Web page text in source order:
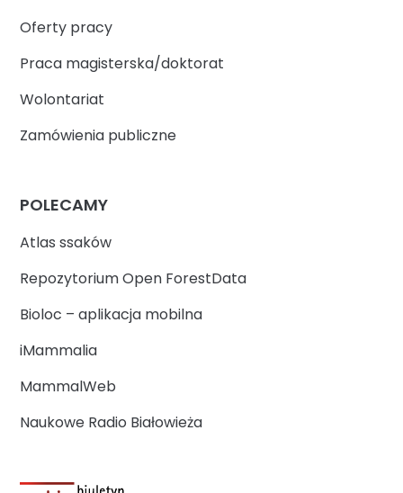
Oferty pracy
Praca magisterska/doktorat
Wolontariat
Zamówienia publiczne
POLECAMY
Atlas ssaków
Repozytorium Open ForestData
Bioloc – aplikacja mobilna
iMammalia
MammalWeb
Naukowe Radio Białowieża